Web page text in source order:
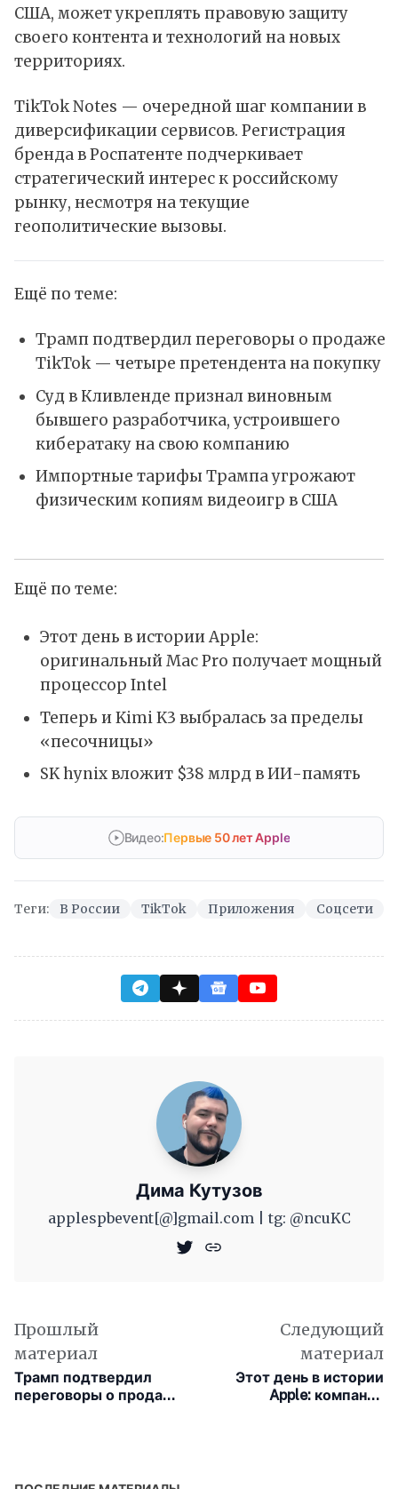
США, может укреплять правовую защиту
своего контента и технологий на новых
территориях.
TikTok Notes — очередной шаг компании в
диверсификации сервисов. Регистрация
бренда в Роспатенте подчеркивает
стратегический интерес к российскому
рынку, несмотря на текущие
геополитические вызовы.
Ещё по теме:
Трамп подтвердил переговоры о продаже
TikTok — четыре претендента на покупку
Суд в Кливленде признал виновным
бывшего разработчика, устроившего
кибератаку на свою компанию
Импортные тарифы Трампа угрожают
физическим копиям видеоигр в США
Ещё по теме:
Этот день в истории Apple:
оригинальный Mac Pro получает мощный
процессор Intel
Теперь и Kimi K3 выбралась за пределы
«песочницы»
SK hynix вложит $38 млрд в ИИ-память
Видео:Первые 50 лет Apple
Теги: В России TikTok Приложения Соцсети
Дима Кутузов
applespbevent[@]gmail.com | tg: @ncuKC
Прошлый
материал
Трамп подтвердил
переговоры о продаже
Следующий
материал
Этот день в истории
Apple: компания